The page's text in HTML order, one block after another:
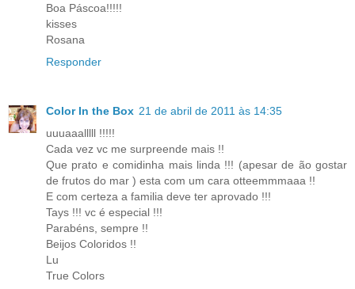
Boa Páscoa!!!!!
kisses
Rosana
Responder
Color In the Box 21 de abril de 2011 às 14:35
uuuaaalllll !!!!!
Cada vez vc me surpreende mais !!
Que prato e comidinha mais linda !!! (apesar de ão gostar
de frutos do mar ) esta com um cara otteemmmaaa !!
E com certeza a familia deve ter aprovado !!!
Tays !!! vc é especial !!!
Parabéns, sempre !!
Beijos Coloridos !!
Lu
True Colors